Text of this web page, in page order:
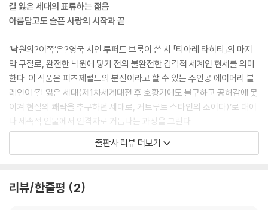
길 잃은 세대의 표류하는 젊음
아름답고도 슬픈 사랑의 시작과 끝
‘낙원의?이쪽’은?영국 시인 루퍼트 브룩이 쓴 시 「티아레 타히티」의 마지
막 구절로, 완전한 낙원에 닿기 전의 불완전한 감각적 세계인 현세를 의미
한다. 이 작품은 피츠제럴드의 분신이라고 할 수 있는 주인공 에이머리 블
레인이 ‘길 잃은 세대(제1차세계대전 후 호황기에도 불구하고 공허감에 못
이겨 현실의 쾌락을 추구하던 세대로, 거트루트 스타인의 조어다)’로 태어
나 세속적 인물에서 인격자로 거듭나는 과정을 그린다.
에이머리는 1896년 존재감 없는 아버지 스티븐과 조금은 별나고 느슨하
제로는 아무것도 몰랐던 사람들의 말에 열심히 귀를 기울”이며 어린 시절
출판사 리뷰 더보기
리뷰/한줄평 2